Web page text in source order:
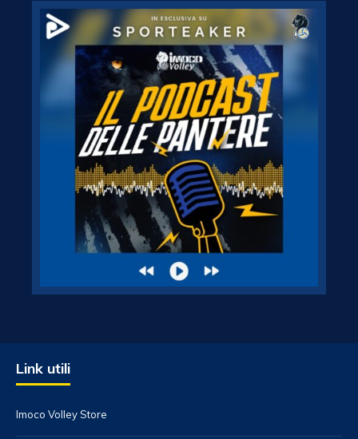
Link utili
Imoco Volley Store